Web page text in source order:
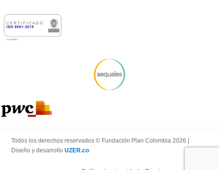
Todos los derechos reservados © Fundación Plan Colombia 2026 |
Diseño y desarrollo UZER.co